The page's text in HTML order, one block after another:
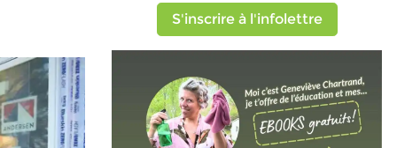
S'inscrire à l'infolettre